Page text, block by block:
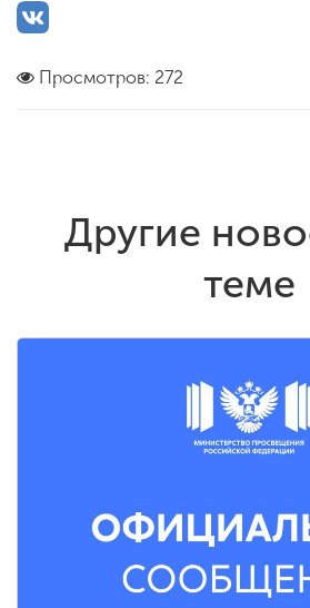
Просмотров: 272
Другие
теме